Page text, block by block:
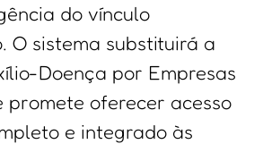
do vínculo
O sistema substituirá a
Doença por Empresas
promete oferecer acesso
e integrado às